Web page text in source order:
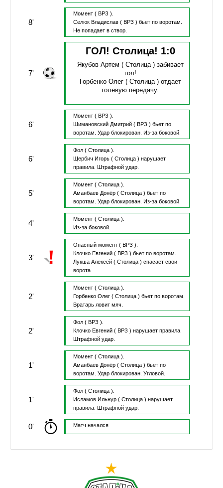
8'
Момент ( ВРЗ ).
Селюк Владислав( ВРЗ ) бьет по воротам.
Не попадает в створ.
7'
ГОЛ! Столица! 1:0
Якубов Артем ( Столица ) забивает
гол!
Горбенко Олег( Столица ) отдает
голевую передачу.
6'
Момент ( ВРЗ ).
Шимановский Дмитрий( ВРЗ ) бьет по
воротам. Удар блокирован. Из-за боковой.
6'
Фол ( Столица ).
Щербич Игорь( Столица ) нарушает
правила.
Штрафной удар.
5'
Момент ( Столица ).
Аманбаев Донёр( Столица ) бьет по
воротам. Удар блокирован. Из-за боковой.
4' Момент ( Столица ).
Из-за боковой.
3'
Опасный момент ( ВРЗ ).
Клочко Евгений( ВРЗ ) бьет по воротам.
Лукша Алексей( Столица ) спасает свои
ворота
2'
Момент ( Столица ).
Горбенко Олег( Столица ) бьет по воротам.
Вратарь ловит мяч.
2'
Фол ( ВРЗ ).
Клочко Евгений( ВРЗ ) нарушает правила.
Штрафной удар.
1'
Момент ( Столица ).
Аманбаев Донёр( Столица ) бьет по
воротам. Удар блокирован. Угловой.
1'
Фол ( Столица ).
Исламов Ильнур( Столица ) нарушает
правила.
Штрафной удар.
0' Матч начался